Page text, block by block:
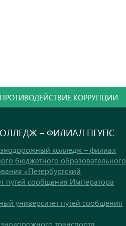
ПРОТИВОДЕЙСТВИЕ КОРРУПЦИИ
– ФИЛИАЛ ПГУПС
колледж – филиал
бюджетного образовательного
«Петербургский
путей сообщения Императора
университет путей сообщения
транспорта